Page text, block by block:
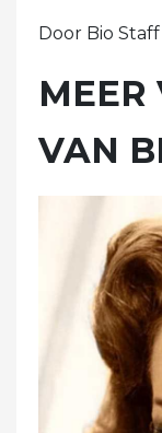
Door Bio Staff
MEER
VAN